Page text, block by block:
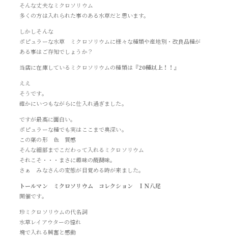
そんな丈夫なミクロソリウム
多くの方は入れられた事のある水草だと思います。
しかしそんな
ポピュラーな水草 ミクロソリウムに様々な種類や産地別・改良品種が
ある事はご存知でしょうか？
当店に在庫しているミクロソリウムの種類は 『20種以上！！』
ええ
そうです。
確かにいつもながらに仕入れ過ぎました。
ですが最高に面白い。
ポピュラーな種でも実はここまで奥深い。
この葉の形 色 質感
そんな細部までこだわって入れるミクロソリウム
それこそ・・・まさに趣味の醍醐味。
さぁ みなさんの変態が目覚める時が来ました。
トールマン ミクロソリウム コレクション ＩＮ八尾
開催です。
珍ミクロソリウムの代名詞
水草レイアウターの憧れ
塊で入れる興奮と感動